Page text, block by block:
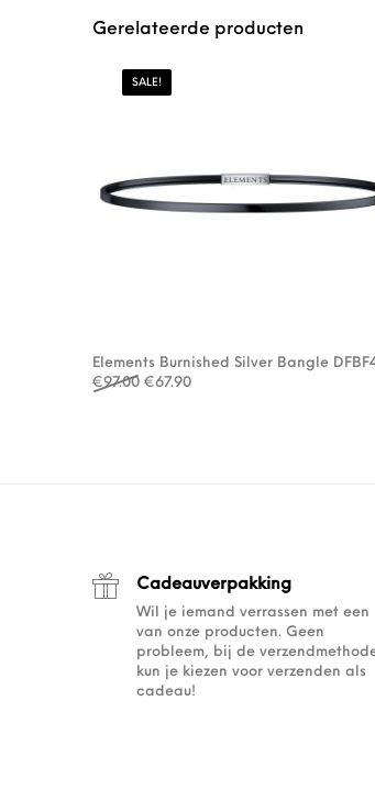
Gerelateerde producten
SALE!
Elements Burnished Silver Bangle
€97.00 Oorspronkelijke prijs was: €97.00.
€67.90Huidige prijs is: €67.90.
Cadeauverpakking
Wil je iemand verrassen met een
van onze producten. Geen
probleem, bij de
kun je kiezen voor verzenden als
cadeau!